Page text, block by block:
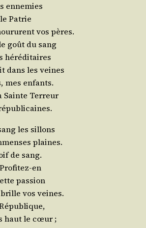
ennemies
Patrie
vos pères.
goût du sang
héréditaires
dans les veines
mes enfants.
Sainte Terreur
les sillons
plaines.
de sang.
en
passion
vos veines.
haut le cœur ;